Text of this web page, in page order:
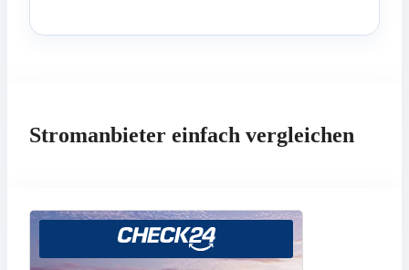
Stromanbieter einfach vergleichen